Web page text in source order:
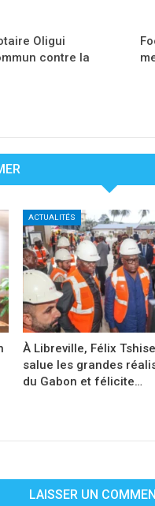
Oligui
contre la
ACTUALITÉS
À Libreville, Félix
salue les grandes
du Gabon et félicite…
LAISSER UN